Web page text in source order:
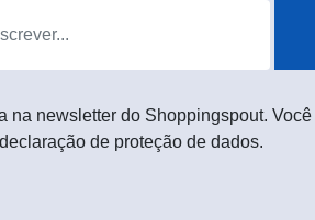
na newsletter do Shoppingspout.
de proteção de dados.